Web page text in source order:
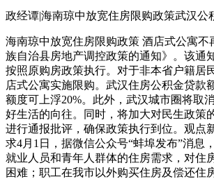
政经谭|海南琼中放宽住房限购政策武汉公
海南琼中放宽住房限购政策 酒店式公寓
族自治县房地产调控政策的通知》。该通
按照原购房政策执行。对于非本省户籍居
店式公寓实施限购。武汉住房公积金贷款
额度可上浮20%。此外，武汉城市圈将取
好生活的向往。同时，将加大对民生政策
进行通报批评，确保政策执行到位。观点
求4月1日，据微信公众号“蚌埠发布”消
就业人员和青年人群体的住房需求，对住
困难；职工在我市以外购买住房及偿还住